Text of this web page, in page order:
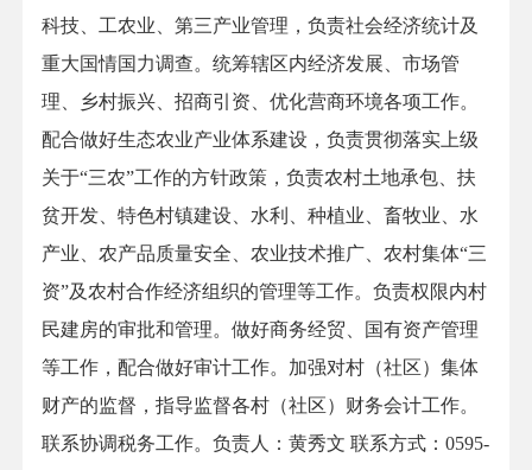
科技、工农业、第三产业管理，负责社会经济统计及
重大国情国力调查。统筹辖区内经济发展、市场管
理、乡村振兴、招商引资、优化营商环境各项工作。
配合做好生态农业产业体系建设，负责贯彻落实上级
关于“三农”工作的方针政策，负责农村土地承包、扶
贫开发、特色村镇建设、水利、种植业、畜牧业、水
产业、农产品质量安全、农业技术推广、农村集体“三
资”及农村合作经济组织的管理等工作。负责权限内村
民建房的审批和管理。做好商务经贸、国有资产管理
等工作，配合做好审计工作。加强对村（社区）集体
财产的监督，指导监督各村（社区）财务会计工作。
联系协调税务工作。负责人：黄秀文 联系方式： 0595-